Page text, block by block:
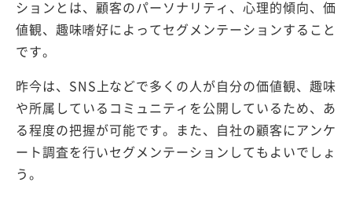
ションとは、顧客のパーソナリティ、心理的傾向、価
値観、趣味嗜好によってセグメンテーションすること
です。
昨今は、SNS上などで多くの人が自分の価値観、趣味
や所属しているコミュニティを公開しているため、あ
る程度の把握が可能です。また、自社の顧客にアンケ
ート調査を行いセグメンテーションしてもよいでしょ
う。